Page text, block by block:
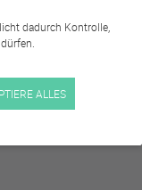
dadurch Kontrolle,
ALLES